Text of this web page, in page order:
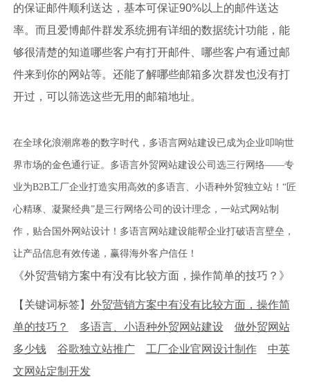
的保证邮件顺利送达，基本可保证90%以上的邮件送达
率。而且爱博邮件群发系统拥有详细的数据统计功能，能
够很清楚的知道哪些客户有打开邮件、哪些客户有通过邮
件来到你的网站等。还能了解哪些邮箱多次群发也没有打
开过，可以筛选这些无用的邮箱地址。
在全球化浪潮席卷的数字时代，多语言网站建设已成为企业叩响世
界市场的金色通行证。多语言外贸网站建设公司选三行网络——专
业为B2B工厂企业打造实用高效的多语言、小语种外贸独立站！“匠
心精琢、凝聚经典”是三行网络公司的设计理念，一站式网站制
作，贴合国外网站设计！多语言网站建设能帮企业打破语言壁垒，
让产品信息有效传递，赢得海外客户信任！
《外贸营销方案中有没有比较方面，操作简单的技巧？》
【关键词标签】 外贸营销方案中有没有比较方面，操作简
单的技巧？
多语言、小语种外贸网站建设
做外贸网站
多少钱
谷歌独立站推广 工厂企业官网设计制作
中英
文网站定制开发